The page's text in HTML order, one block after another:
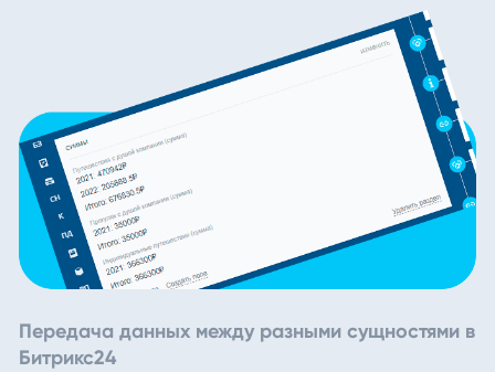
Передача данных между разными сущностями в
Битрикс24